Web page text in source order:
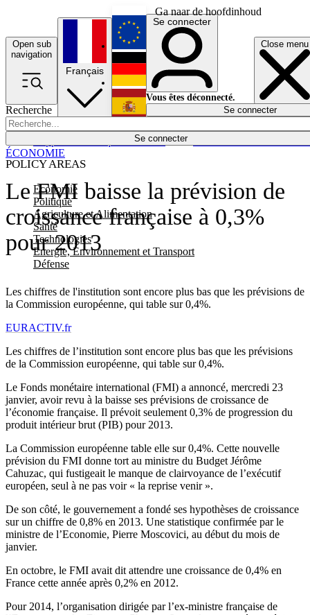
Ga naar de hoofdinhoud
Open sub
navigation
Close menu
Recherche
Se connecter
POLICY AREAS
Economie
Politique
Agriculture et Alimentation
Santé
Technologies
Energie, Environnement et Transport
Défense
Économie
Français
English
Deutsch
Español
Se connecter
Vous êtes déconnecté.
Se connecter
Le FMI baisse la prévision de
croissance française à 0,3%
pour 2013
Les chiffres de l'institution sont encore plus bas que les prévisions de
la Commission européenne, qui table sur 0,4%.
ÉCONOMIE
EURACTIV.fr
Les chiffres de l’institution sont encore plus bas que les prévisions
de la Commission européenne, qui table sur 0,4%.
Le Fonds monétaire international (FMI) a annoncé, mercredi 23
janvier, avoir revu à la baisse ses prévisions de croissance de
l’économie française. Il prévoit seulement 0,3% de progression du
produit intérieur brut (PIB) pour 2013.
La Commission européenne table elle sur 0,4%. Cette nouvelle
prévision du FMI donne tort au ministre du Budget Jérôme
Cahuzac, qui fustigeait le manque de clairvoyance de l’exécutif
européen, seul à ne pas voir « la reprise venir ».
De son côté, le gouvernement a fondé ses hypothèses de croissance
sur un chiffre de 0,8% en 2013. Une statistique confirmée par le
ministre de l’Economie, Pierre Moscovici, au début du mois de
janvier.
En octobre, le FMI avait dit attendre une croissance de 0,4% en
France cette année après 0,2% en 2012.
Pour 2014, l’organisation dirigée par l’ex-ministre française de